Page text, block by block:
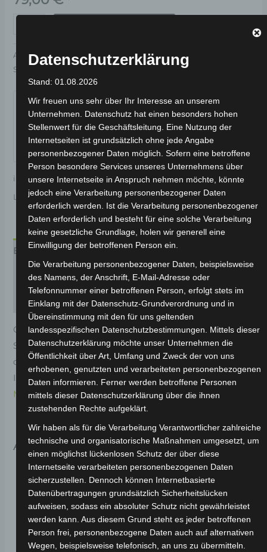
Artikelnummer: 3H202-6002A-B1 Kategorie:
Schlagwort:
inkl. 19 % MwSt.Kostenloser Versand
Lieferzeit: Versandfertig innerhalb 24 Stunden*
Beschreibung
Produktsicherheit
Rezensionen (0)
Original-Ersatzteil für den Elektro-Scooter VSX.
Scheinwerferabdeckung-mattschwarz (2020) für
optimale Funktionalität und Haltbarkeit. Weitere
Informationen zum Fahrzeug findest du hier:
Motor Elektro-Scooter VSX.
Ähnliche Produkte
Datenschutzerklärung
Stand: 01.08.2026
Wir freuen uns sehr über Ihr Interesse an unserem
Unternehmen. Datenschutz hat einen besonders hohen
Stellenwert für die Geschäftsleitung. Eine Nutzung der
Internetseiten ist grundsätzlich ohne jede Angabe
personenbezogener Daten möglich. Sofern eine betroffene
Person besondere Services unseres Unternehmens über
unsere Internetseite in Anspruch nehmen möchte, könnte
jedoch eine Verarbeitung personenbezogener Daten
erforderlich werden. Ist die Verarbeitung personenbezogener
Daten erforderlich und besteht für eine solche Verarbeitung
keine gesetzliche Grundlage, holen wir generell eine
Einwilligung der betroffenen Person ein.
Die Verarbeitung personenbezogener Daten, beispielsweise
des Namens, der Anschrift, E-Mail-Adresse oder
Telefonnummer einer betroffenen Person, erfolgt stets im
Einklang mit der Datenschutz-Grundverordnung und in
Übereinstimmung mit den für uns geltenden
landesspezifischen Datenschutzbestimmungen. Mittels dieser
Datenschutzerklärung möchte unser Unternehmen die
Öffentlichkeit über Art, Umfang und Zweck der von uns
erhobenen, genutzten und verarbeiteten personenbezogenen
Daten informieren. Ferner werden betroffene Personen
mittels dieser Datenschutzerklärung über die ihnen
zustehenden Rechte aufgeklärt.
Wir haben als für die Verarbeitung Verantwortlicher zahlreiche
technische und organisatorische Maßnahmen umgesetzt, um
einen möglichst lückenlosen Schutz der über diese
Internetseite verarbeiteten personenbezogenen Daten
sicherzustellen. Dennoch können Internetbasierte
Datenübertragungen grundsätzlich Sicherheitslücken
aufweisen, sodass ein absoluter Schutz nicht gewährleistet
werden kann. Aus diesem Grund steht es jeder betroffenen
Person frei, personenbezogene Daten auch auf alternativen
Wegen, beispielsweise telefonisch, an uns zu übermitteln.